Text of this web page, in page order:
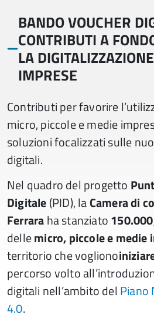
BANDO VOUCHER
CONTRIBUTI A
LA
IMPRESE
Contributi per favorire
micro, piccole e medie
soluzioni focalizzati sulle
digitali.
Nel quadro del progetto
Digitale(PID), laCamera di
Ferraraha stanziato
dellemicro, piccole e medie
territorio che vogliono
percorso volto
digitali nell’ambito del Piano
4.0.